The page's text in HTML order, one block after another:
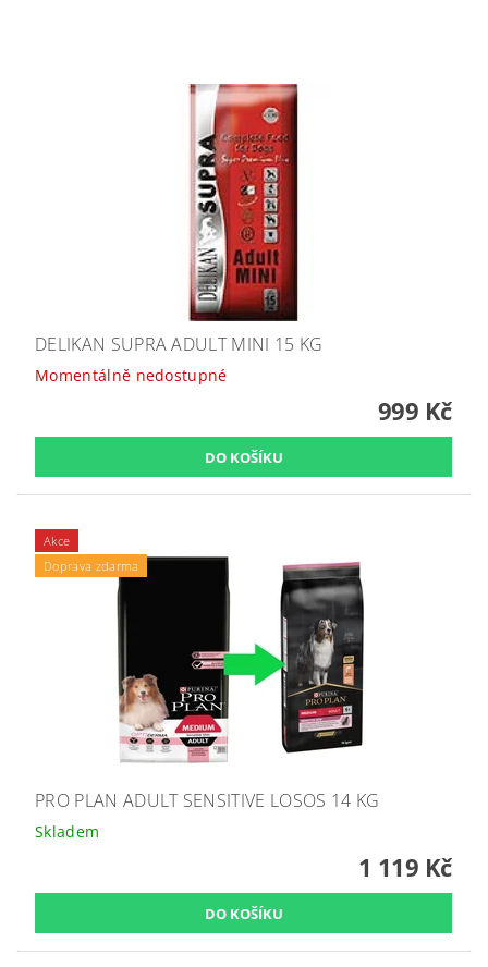
DELIKAN SUPRA ADULT MINI 15 KG
Momentálně nedostupné
999 Kč
Akce
Doprava zdarma
PRO PLAN ADULT SENSITIVE LOSOS 14 KG
Skladem
1 119 Kč